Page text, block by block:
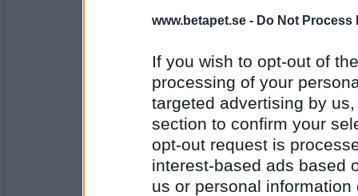
www.betapet.se - Do Not Process
If you wish to opt-out of
processing of your
targeted advertising by
section to confirm your
opt-out request is
interest-based ads based
us or personal
Antal inlägg:
3583
kan vara allvarsamt